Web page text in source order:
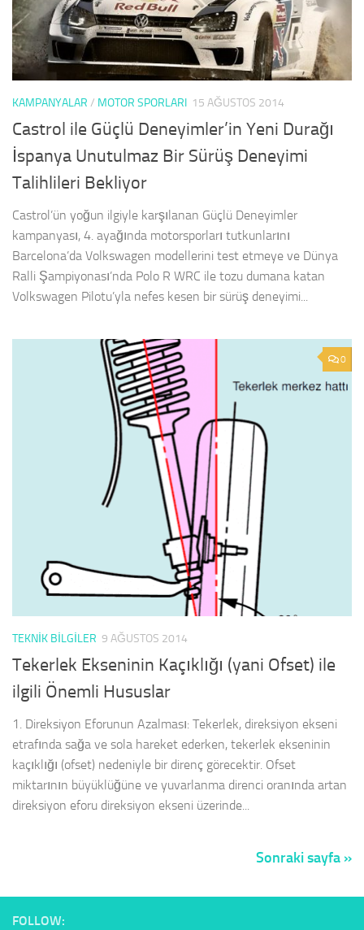
KAMPANYALAR / MOTOR SPORLARI 15 AĞUSTOS 2014
Castrol ile Güçlü Deneyimler’in Yeni Durağı
İspanya Unutulmaz Bir Sürüş Deneyimi
Talihlileri Bekliyor
Castrol’ün yoğun ilgiyle karşılanan Güçlü Deneyimler
kampanyası, 4. ayağında motorsporları tutkunlarını
Barcelona’da Volkswagen modellerini test etmeye ve Dünya
Ralli Şampiyonası’nda Polo R WRC ile tozu dumana katan
Volkswagen Pilotu’yla nefes kesen bir sürüş deneyimi...
0
TEKNIK BILGILER 9 AĞUSTOS 2014
Tekerlek Ekseninin Kaçıklığı (yani Ofset) ile
ilgili Önemli Hususlar
1. Direksiyon Eforunun Azalması: Tekerlek, direksiyon ekseni
etrafında sağa ve sola hareket ederken, tekerlek ekseninin
kaçıklığı (ofset) nedeniyle bir direnç görecektir. Ofset
miktarının büyüklüğüne ve yuvarlanma direnci oranında artan
direksiyon eforu direksiyon ekseni üzerinde...
Sonraki sayfa »
FOLLOW: